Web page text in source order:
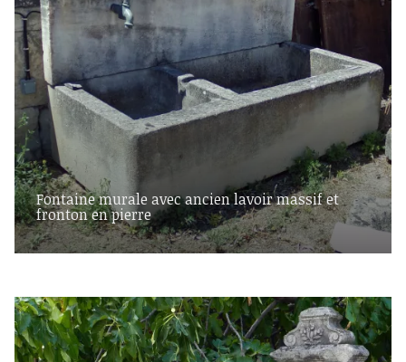
Fontaine murale avec ancien lavoir massif et
fronton en pierre